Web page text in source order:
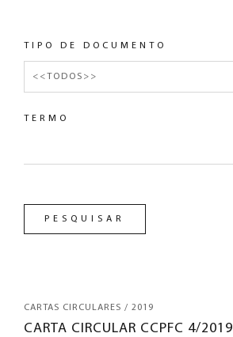
CONTÍNUA
TIPO DE DOCUMENTO
TERMO
PESQUISAR
CARTAS CIRCULARES / 2019
CARTA CIRCULAR CCPFC 4/2019